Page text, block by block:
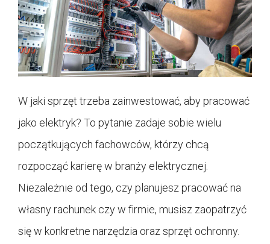
W jaki sprzęt trzeba zainwestować, aby pracować
jako elektryk? To pytanie zadaje sobie wielu
początkujących fachowców, którzy chcą
rozpocząć karierę w branży elektrycznej.
Niezależnie od tego, czy planujesz pracować na
własny rachunek czy w firmie, musisz zaopatrzyć
się w konkretne narzędzia oraz sprzęt ochronny.